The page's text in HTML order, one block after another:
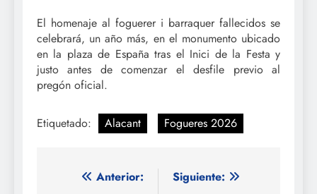
El homenaje al foguerer i barraquer fallecidos se
celebrará, un año más, en el monumento ubicado
en la plaza de España tras el Inici de la Festa y
justo antes de comenzar el desfile previo al
pregón oficial.
Etiquetado: Alacant Fogueres 2026
Navegación
Anterior:
Siguiente: